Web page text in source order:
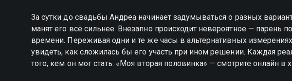
За сутки до свадьбы Андреа начинает задумываться о разных
манят его всё сильнее. Внезапно происходит невероятное — парень
времени. Переживая одни и те же часы в альтернативных
увидеть, как сложилась бы его участь при ином решении. Каждая
того, кем он мог стать. «Моя вторая половинка» — смотрите онлайн в